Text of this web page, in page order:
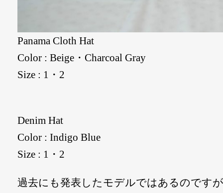
Panama Cloth Hat
Color : Beige・Charcoal Gray
Size : 1・2
Denim Hat
Color : Indigo Blue
Size : 1・2
過去にも発表したモデルではあるのです